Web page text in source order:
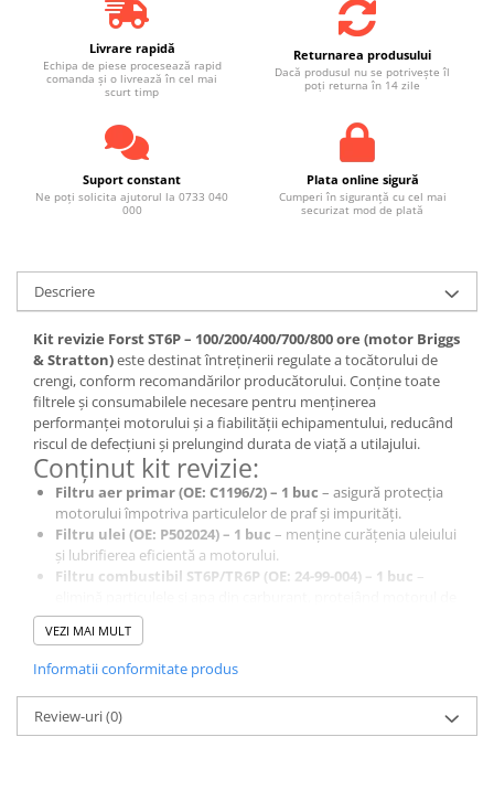
Livrare rapidă
Echipa de piese procesează rapid
comanda și o livrează în cel mai
scurt timp
Returnarea produsului
Dacă produsul nu se potrivește îl
poți returna în 14 zile
Suport constant
Ne poți solicita ajutorul la 0733 040
000
Plata online sigură
Cumperi în siguranță cu cel mai
securizat mod de plată
Descriere
Kit revizie Forst ST6P – 100/200/400/700/800 ore (motor Briggs
& Stratton)este destinat întreținerii regulate a tocătorului de
crengi, conform recomandărilor producătorului. Conține toate
filtrele și consumabilele necesare pentru menținerea
performanței motorului și a fiabilității echipamentului, reducând
riscul de defecțiuni și prelungind durata de viață a utilajului.
Conținut kit revizie:
Filtru aer primar (OE: C1196/2) – 1 buc – asigură protecția
motorului împotriva particulelor de praf și impurități.
Filtru ulei (OE: P502024) – 1 buc – menține curățenia uleiului
și lubrifierea eficientă a motorului.
Filtru combustibil ST6P/TR6P (OE: 24-99-004) – 1 buc –
defecțiuni.
Bujie scânteie (OE: K16TT) – 2 buc
optimă a amestecului de combustibil pentru o funcționare
eficientă.
Ulei motor Avista Pace EVO FE 5W30 – 1L (OE: PACE EVO FE
5W30-1l) – 3 buc
– ulei de înaltă performanță pentru protecție
VEZI MAI MULT
Informatii conformitate produs
Review-uri(0)